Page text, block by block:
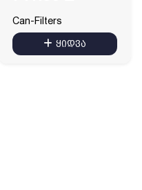
Can-Filters
ყიდვა